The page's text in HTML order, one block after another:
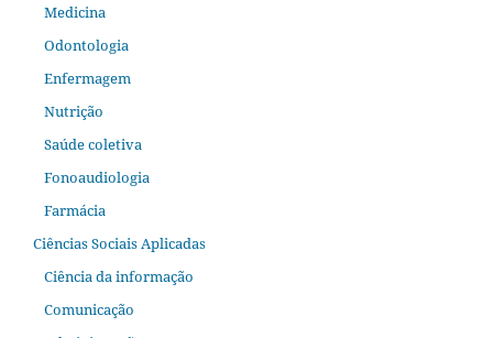
Medicina
Odontologia
Enfermagem
Nutrição
Saúde coletiva
Fonoaudiologia
Farmácia
Ciências Sociais Aplicadas
Ciência da informação
Comunicação